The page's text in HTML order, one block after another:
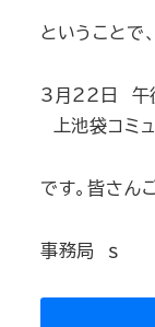
ということで
3月22日 午
上池袋コミ
です。皆さん
事務局 ｓ